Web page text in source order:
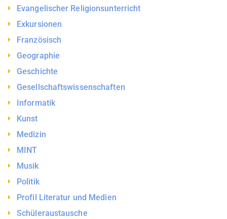
Evangelischer Religionsunterricht
Exkursionen
Französisch
Geographie
Geschichte
Gesellschaftswissenschaften
Informatik
Kunst
Medizin
MINT
Musik
Politik
Profil Literatur und Medien
Schüleraustausche